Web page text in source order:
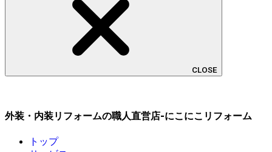
CLOSE
外装・内装リフォームの職人直営店-にこにこリフォーム
トップ